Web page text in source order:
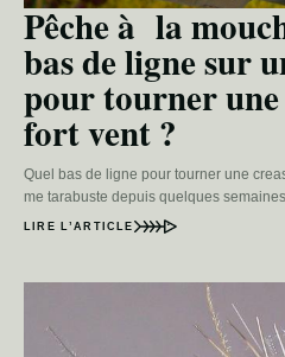
Pêche à la
bas de ligne sur
pour tourner
fort vent ?
Quel bas de ligne pour tourner une
me tarabuste depuis quelques
LIRE L’ARTICLE